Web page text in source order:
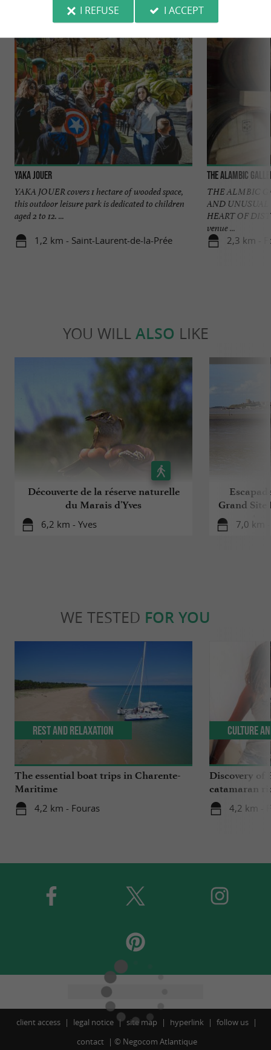
Information Accommodation
Yaka Jouer
YAKA JOUER covers 1 hectare of wooded space,
this outdoor leisure park is dedicated to children
aged 2 to 12. ...
1,2 km - Saint-Laurent-de-la-Prée
The Alambic
THE ALMBIC
AND UNUSUAL
HEART OF
venue ...
2,3 km -
YOU WILL ALSO LIKE
Découverte de la réserve naturelle
du Marais d'Yves
6,2 km - Yves
Grand Site
7,0 km
WE TESTED FOR YOU
The essential boat trips in Charente-
Maritime
4,2 km - Fouras
Rest and relaxation
Discovery of
catamaran
4,2 km -
Culture
client access legal notice site map hyperlink
follow us
contact
© Negocom Atlantique
I REFUSE
I ACCEPT